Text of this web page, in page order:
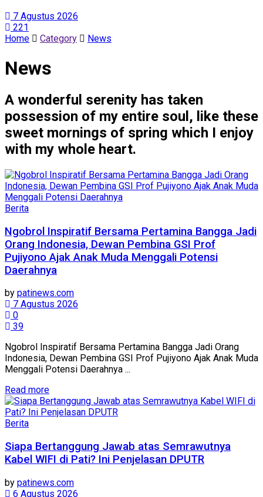
7 Agustus 2026
221
Home
Category News
News
A wonderful serenity has taken
possession of my entire soul, like these
sweet mornings of spring which I enjoy
with my whole heart.
Berita
Ngobrol Inspiratif Bersama Pertamina Bangga Jadi
Orang Indonesia, Dewan Pembina GSI Prof
Pujiyono Ajak Anak Muda Menggali Potensi
Daerahnya
by patinews.com
7 Agustus 2026
0
39
Ngobrol Inspiratif Bersama Pertamina Bangga Jadi Orang
Indonesia, Dewan Pembina GSI Prof Pujiyono Ajak Anak Muda
Menggali Potensi Daerahnya ‎...
Read moreDetails
Berita
Siapa Bertanggung Jawab atas Semrawutnya
Kabel WIFI di Pati? Ini Penjelasan DPUTR
by patinews.com
6 Agustus 2026